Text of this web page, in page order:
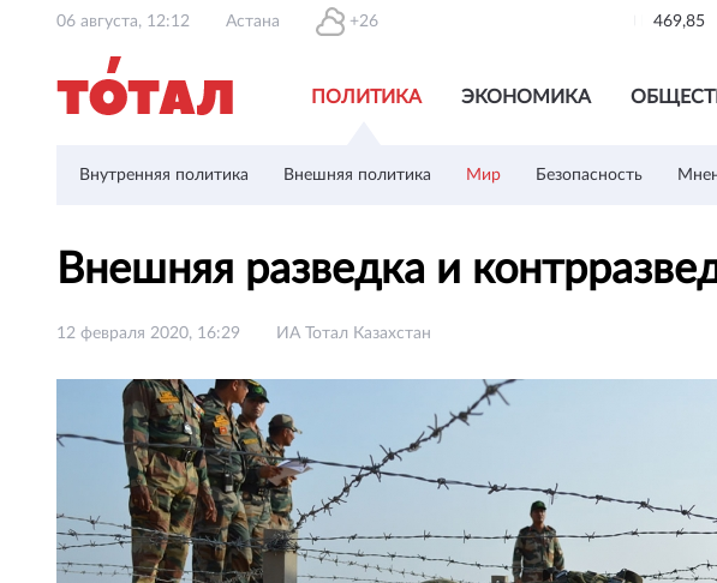
06 августа, 12:12 Астана +26 469,85
ПОЛИТИКА ЭКОНОМИКА
Внутренняя политика Внешняя политика Мир Безопасность
Внешняя разведка и
12 февраля 2020, 16:29 ИА Тотал Казахстан